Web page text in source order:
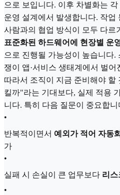
으로 보입니다. 이후 차별화는
운영 설계에서 발생합니다. 작업
사람과의 협업 방식이 모두 다르
표준화된 하드웨어에 현장별 운
으로 진행될 가능성이 높습니다.
쟁이 앱·서비스 생태계에서 벌
따라서 조직이 지금 준비해야 할
킬까"라는 기대보다, 실제 적용
니다. 특히 다음 질문이 중요합니
•
반복적이면서 예외가 적어 자동
가
•
실패 시 손실이 큰 업무보다 리스
•